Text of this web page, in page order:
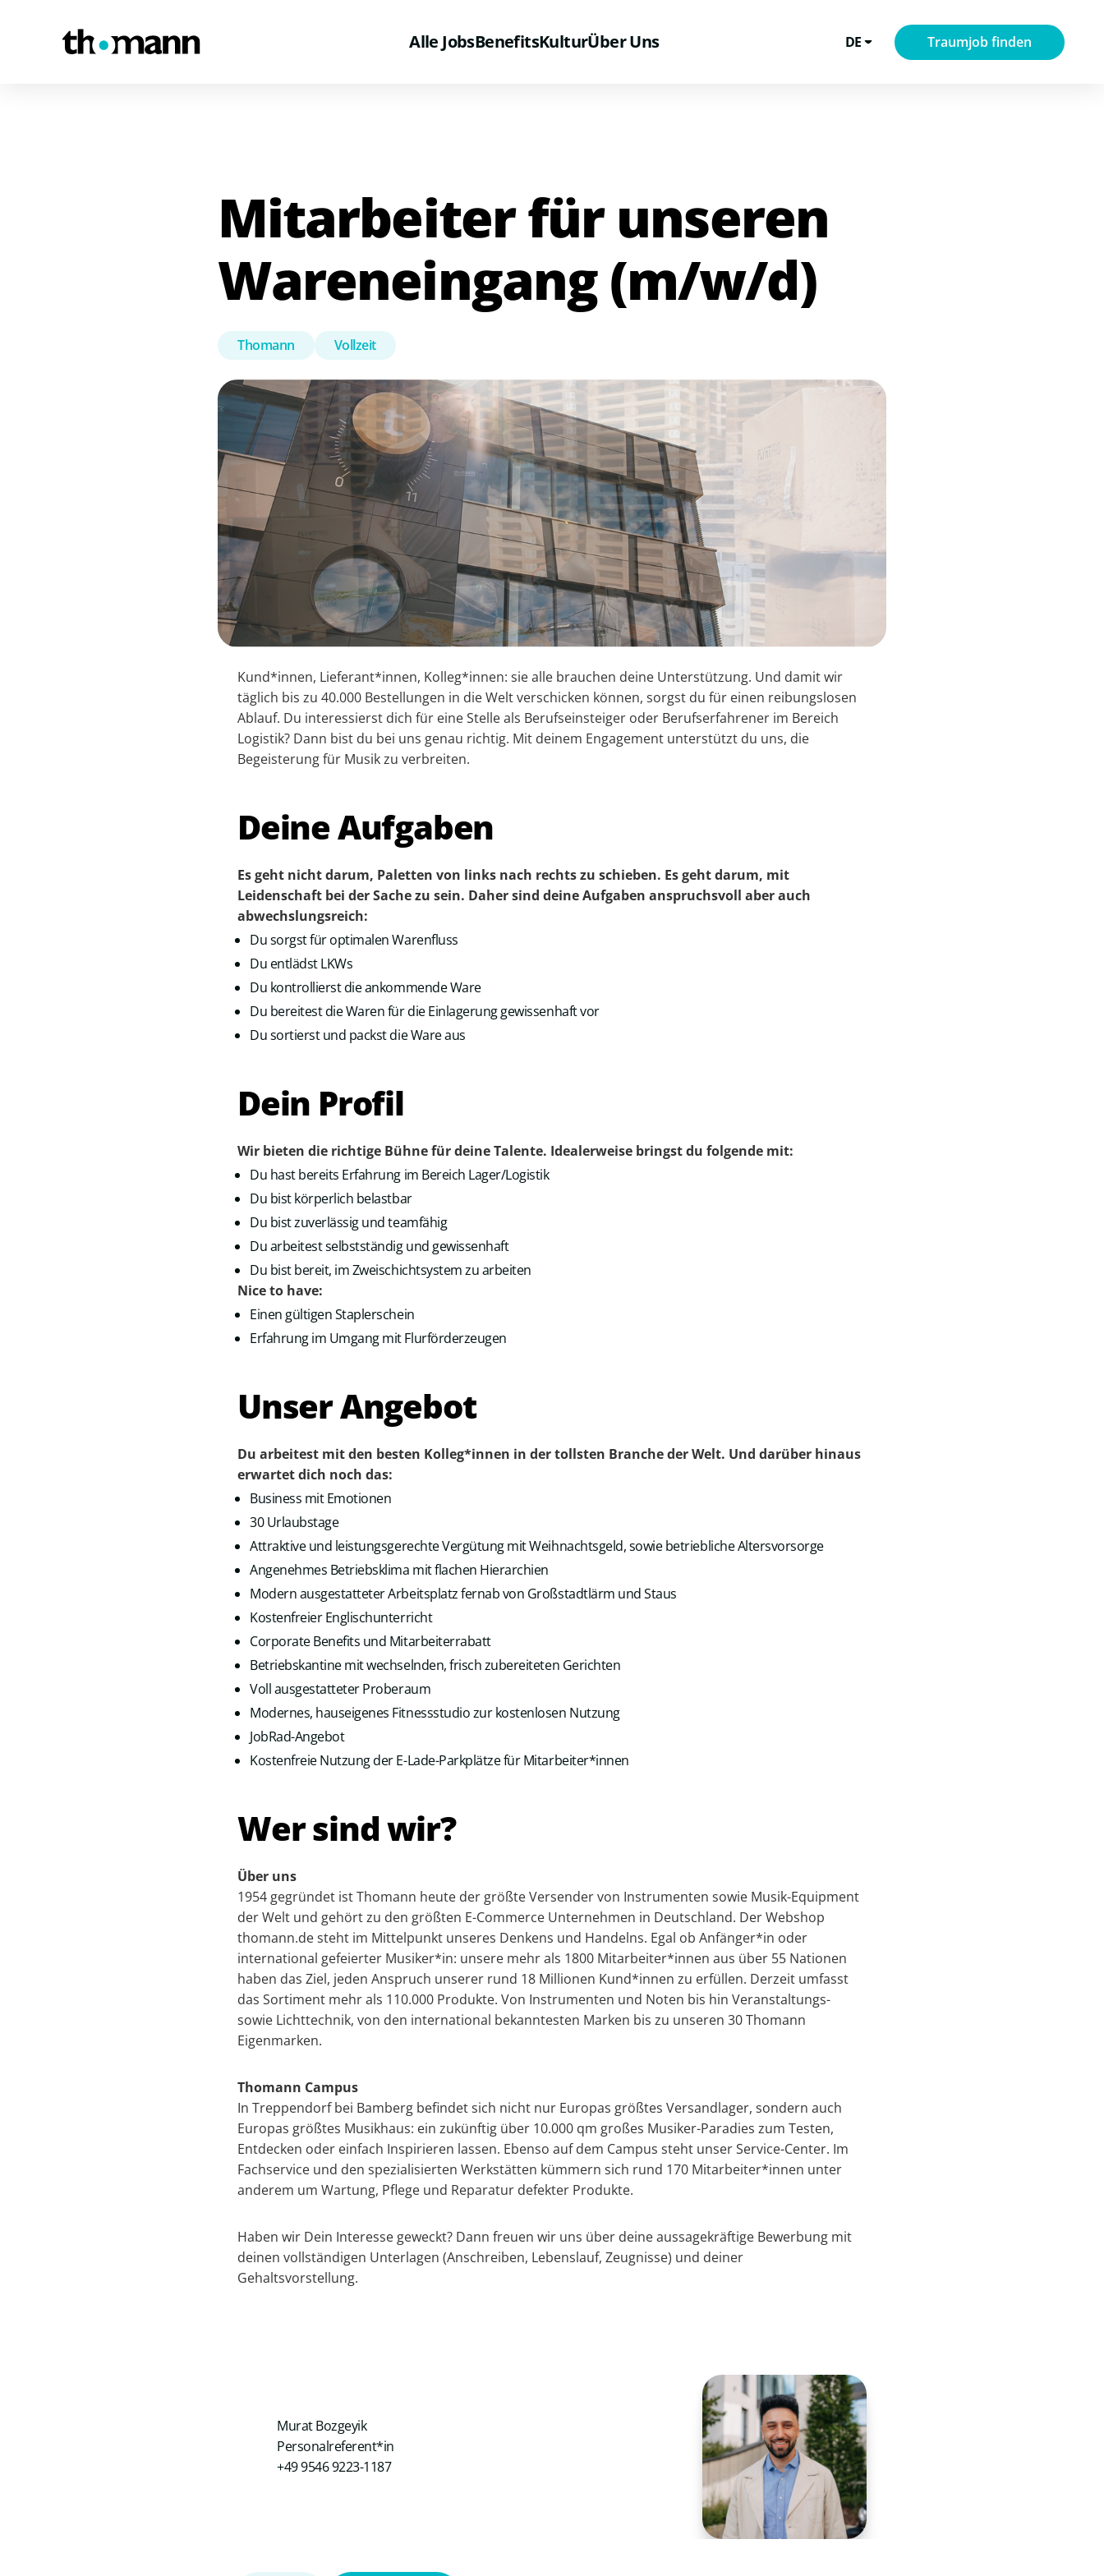
Alle JobsBenefitsKulturÜber Uns DE Traumjob finden
Mitarbeiter für unseren
Wareneingang (m/w/d)
Thomann Vollzeit
Kund*innen, Lieferant*innen, Kolleg*innen: sie alle brauchen deine Unterstützung. Und damit wir
täglich bis zu 40.000 Bestellungen in die Welt verschicken können, sorgst du für einen reibungslosen
Ablauf. Du interessierst dich für eine Stelle als Berufseinsteiger oder Berufserfahrener im Bereich
Logistik? Dann bist du bei uns genau richtig. Mit deinem Engagement unterstützt du uns, die
Begeisterung für Musik zu verbreiten.
Deine Aufgaben
Es geht nicht darum, Paletten von links nach rechts zu schieben. Es geht darum, mit
Leidenschaft bei der Sache zu sein. Daher sind deine Aufgaben anspruchs­voll aber auch
abwechs­lungsreich:
Du sorgst für optimalen Warenfluss
Du entlädst LKWs
Du kontrollierst die ankommende Ware
Du bereitest die Waren für die Einlagerung gewissenhaft vor
Du sortierst und packst die Ware aus
Dein Profil
Wir bieten die richtige Bühne für deine Talente. Idealerweise bringst du folgende mit:
Du hast bereits Erfahrung im Bereich Lager/Logistik
Du bist körperlich belastbar
Du bist zuverlässig und teamfähig
Du arbeitest selbstständig und gewissenhaft
Du bist bereit, im Zweischichtsystem zu arbeiten
Nice to have:
Einen gültigen Staplerschein
Erfahrung im Umgang mit Flurförderzeugen
Unser Angebot
Du arbeitest mit den besten Kolleg*innen in der tollsten Branche der Welt. Und darüber hinaus
erwartet dich noch das:
Business mit Emotionen
30 Urlaubstage
Attraktive und leistungsgerechte Vergütung mit Weihnachtsgeld, sowie betriebliche Altersvorsorge
Angenehmes Betriebsklima mit flachen Hierarchien
Modern ausgestatteter Arbeitsplatz fernab von Großstadtlärm und Staus
Kostenfreier Englischunterricht
Corporate Benefits und Mitarbeiterrabatt
Betriebskantine mit wechselnden, frisch zubereiteten Gerichten
Voll ausgestatteter Proberaum
Modernes, hauseigenes Fitnessstudio zur kostenlosen Nutzung
JobRad-Angebot
Kostenfreie Nutzung der E-Lade-Parkplätze für Mitarbeiter*innen
Wer sind wir?
Über uns
1954 gegründet ist Thomann heute der größte Versender von Instrumenten sowie Musik-Equipment
der Welt und gehört zu den größten E-Commerce Unternehmen in Deutschland. Der Webshop
thomann.de steht im Mittelpunkt unseres Denkens und Handelns. Egal ob Anfänger*in oder
international gefeierter Musiker*in: unsere mehr als 1800 Mitarbeiter*innen aus über 55 Nationen
haben das Ziel, jeden Anspruch unserer rund 18 Millionen Kund*innen zu erfüllen. Derzeit umfasst
das Sortiment mehr als 110.000 Produkte. Von Instrumenten und Noten bis hin Veranstaltungs-
sowie Lichttechnik, von den international bekanntesten Marken bis zu unseren 30 Thomann
Eigenmarken.
Thomann Campus
In Treppendorf bei Bamberg befindet sich nicht nur Europas größtes Versandlager, sondern auch
Europas größtes Musikhaus: ein zukünftig über 10.000 qm großes Musiker-Paradies zum Testen,
Entdecken oder einfach Inspirieren lassen. Ebenso auf dem Campus steht unser Service-Center. Im
Fachservice und den spezialisierten Werkstätten kümmern sich rund 170 Mitarbeiter*innen unter
anderem um Wartung, Pflege und Reparatur defekter Produkte.
Haben wir Dein Interesse geweckt? Dann freuen wir uns über deine aussagekräftige Bewerbung mit
deinen vollständigen Unterlagen (Anschreiben, Lebenslauf, Zeugnisse) und deiner
Gehaltsvorstellung.
Murat Bozgeyik
Personalreferent*in
+49 9546 9223-1187